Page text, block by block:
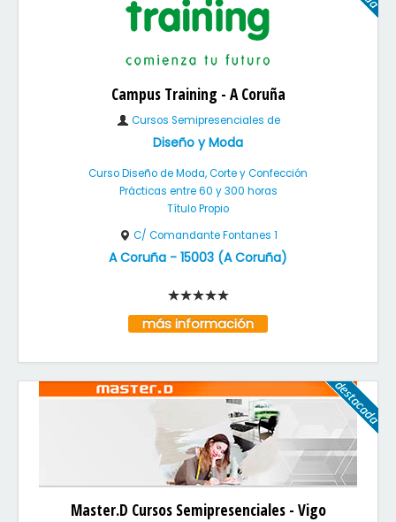
Campus Training - A Coruña
Cursos Semipresenciales de
Diseño y Moda
Curso Diseño de Moda, Corte y Confección
Prácticas entre 60 y 300 horas
Título Propio
C/ Comandante Fontanes 1
A Coruña - 15003 (A Coruña)
más información
Master.D Cursos Semipresenciales - Vigo